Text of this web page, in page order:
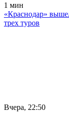
1 мин
«Краснодар»
трех туров
Вчера, 22:50